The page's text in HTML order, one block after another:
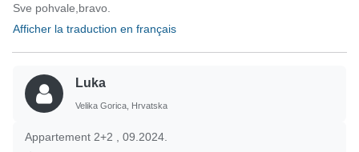
Sve pohvale,bravo.
Afficher la traduction en français
Luka
Velika Gorica, Hrvatska
Appartement 2+2 , 09.2024.